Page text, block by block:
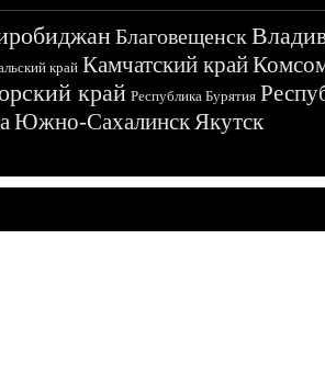
Благовещенск
край Камчатский край
край Республика Бурятия
Южно-СахалинскЯкутск